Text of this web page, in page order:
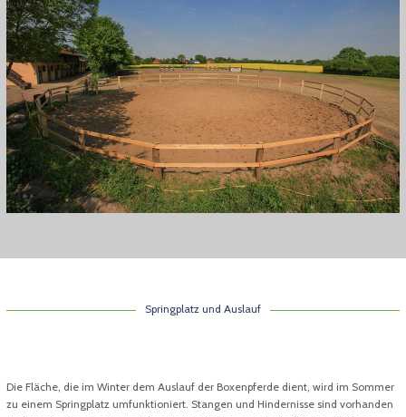
Springplatz und Auslauf
Die Fläche, die im Winter dem Auslauf der Boxenpferde dient, wird im Sommer
zu einem Springplatz umfunktioniert. Stangen und Hindernisse sind vorhanden